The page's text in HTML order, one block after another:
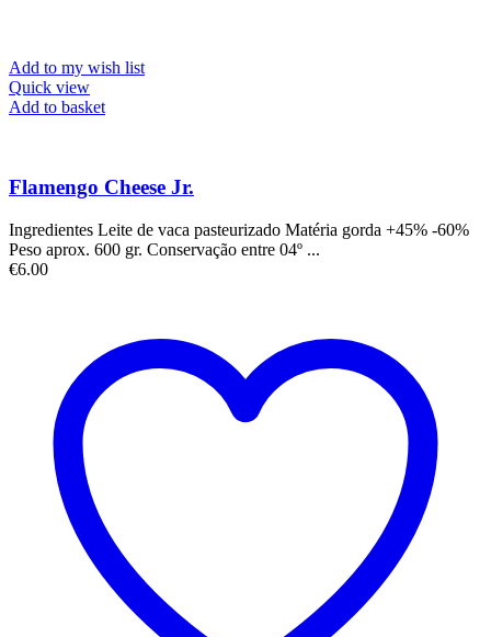
Add to my wish list
Quick view
Add to basket
Flamengo Cheese Jr.
Ingredientes Leite de vaca pasteurizado Matéria gorda +45% -60%
Peso aprox. 600 gr. Conservação entre 04º ...
€6.00